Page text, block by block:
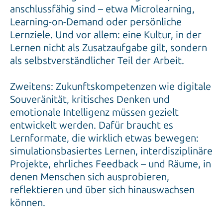
anschlussfähig sind – etwa Microlearning,
Learning-on-Demand oder persönliche
Lernziele. Und vor allem: eine Kultur, in der
Lernen nicht als Zusatzaufgabe gilt, sondern
als selbstverständlicher Teil der Arbeit.
Zweitens: Zukunftskompetenzen wie digitale
Souveränität, kritisches Denken und
emotionale Intelligenz müssen gezielt
entwickelt werden. Dafür braucht es
Lernformate, die wirklich etwas bewegen:
simulationsbasiertes Lernen, interdisziplinäre
Projekte, ehrliches Feedback – und Räume, in
denen Menschen sich ausprobieren,
reflektieren und über sich hinauswachsen
können.